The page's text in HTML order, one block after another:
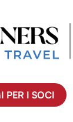
PER I SOCI